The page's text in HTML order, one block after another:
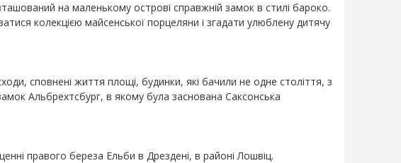
на маленькому острові справжній замок в стилі бароко.
колекцією майсенської порцеляни і згадати улюблену дитячу
сповнені життя площі, будинки, які бачили не одне століття, з
Альбрехтсбург, в якому була заснована Саксонська
правого береза Ельби в Дрездені, в районі Лошвіц.